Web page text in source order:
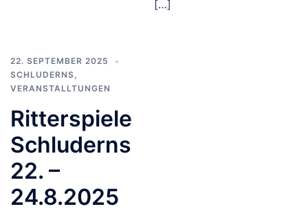
[…]
22. SEPTEMBER 2025
SCHLUDERNS
VERANSTALLTUNGEN
Ritterspiele
Schluderns
22. –
24.8.2025